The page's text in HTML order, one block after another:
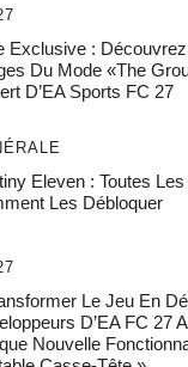
Exclusive :
Du Mode «The
D’EA Sports FC 27
Eleven : Toutes
Les Débloquer
Le Jeu En
D’EA FC 27
Nouvelle